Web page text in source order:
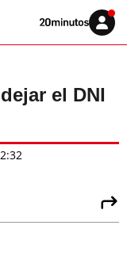
Volver
Iniciar
sesión
el DNI